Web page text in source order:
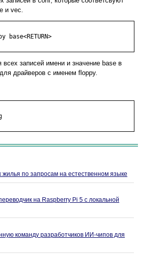
и vec.
base<RETURN>
всех записей имени и значение base в
драйверов с именем floppy.
жилья по запросам на естественном языке
на Raspberry Pi 5 с локальной
команду разработчиков ИИ-чипов для